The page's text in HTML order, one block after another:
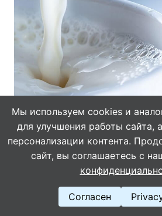
Если смешать 1 л молока и 2
сока, то получится отличное
удалит пятна от ягод.
в мыльном растворе.
Мы используем cookies и
для улучшения работы сайта,
персонализации контента.
сайт, вы соглашаетесь с
Согласен